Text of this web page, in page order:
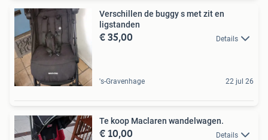
Verschillen de buggy s met zit en
ligstanden
€ 35,00 Details
's-Gravenhage 22 jul 26
Te koop Maclaren wandelwagen.
€ 10,00 Details